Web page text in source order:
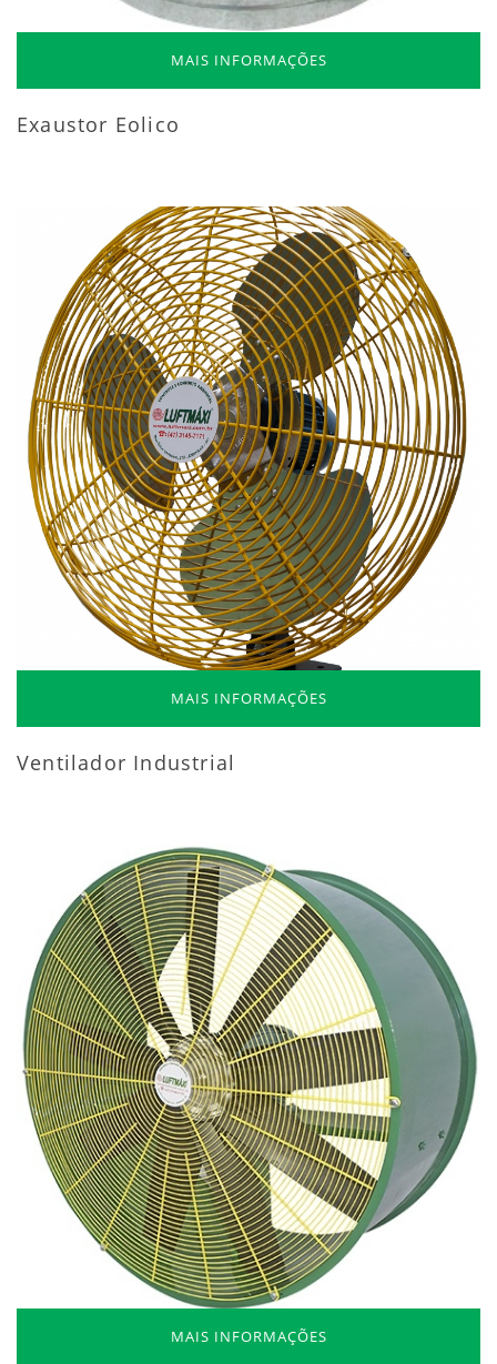
MAIS INFORMAÇÕES
Exaustor Eolico
MAIS INFORMAÇÕES
Ventilador Industrial
MAIS INFORMAÇÕES